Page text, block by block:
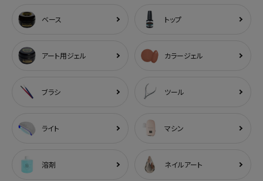
ベース トップ
アート用ジェル カラージェル
ブラシ ツール
ライト マシン
溶剤 ネイルアート